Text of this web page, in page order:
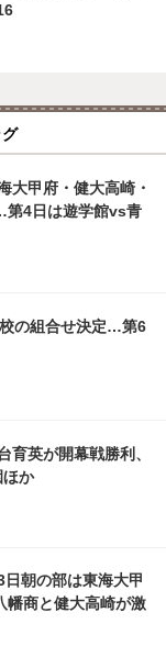
大甲府・健大高崎・
第4日は遊学館vs青
校の組合せ決定…第6
育英が開幕戦勝利、
ほか
日朝の部は東海大甲
幡商と健大高崎が激